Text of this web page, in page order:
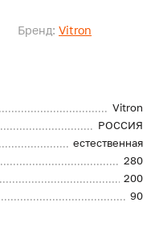
Бренд: Vitron
Vitron
РОССИЯ
естественная
280
200
90